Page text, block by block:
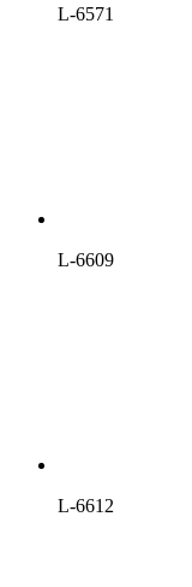
L-6571
L-6609
L-6612